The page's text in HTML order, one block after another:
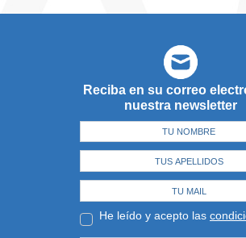
Reciba en su correo
nuestra newsletter
He leído y acepto las